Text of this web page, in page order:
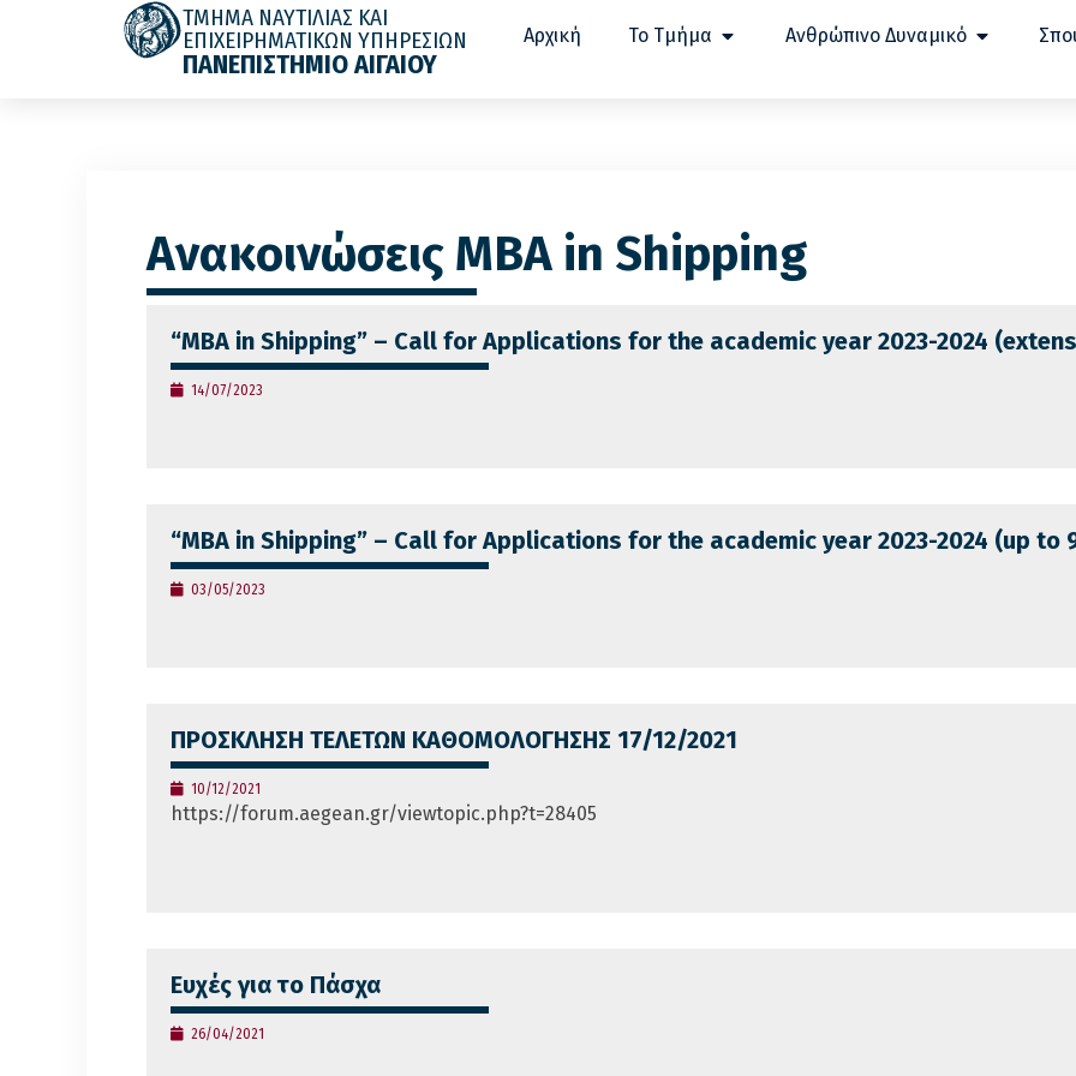
ΤΜΗΜΑ ΝΑΥΤΙΛΙΑΣ ΚΑΙ
ΕΠΙΧΕΙΡΗΜΑΤΙΚΩΝ ΥΠΗΡΕΣΙΩΝ
ΠΑΝΕΠΙΣΤΗΜΙΟ ΑΙΓΑΙΟΥ
Αρχική Το Τμήμα Ανθρώπινο Δυναμικό
Ανακοινώσεις MBA in Shipping
“MBA in Shipping” – Call for Applications for the academic year 2023-2024
14/07/2023
“MBA in Shipping” – Call for Applications for the academic year 2023-2024 (up to
03/05/2023
ΠΡΟΣΚΛΗΣΗ ΤΕΛΕΤΩΝ ΚΑΘΟΜΟΛΟΓΗΣΗΣ 17/12/2021
10/12/2021
https://forum.aegean.gr/viewtopic.php?t=28405
Ευχές για το Πάσχα
26/04/2021